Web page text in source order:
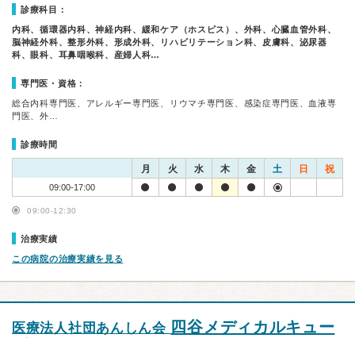
診療科目：
内科、循環器内科、神経内科、緩和ケア（ホスピス）、外科、心臓血管外科、
脳神経外科、整形外科、形成外科、リハビリテーション科、皮膚科、泌尿器
科、眼科、耳鼻咽喉科、産婦人科…
専門医・資格：
総合内科専門医、アレルギー専門医、リウマチ専門医、感染症専門医、血液専
門医、外…
診療時間
月 火 水 木 金 土 日 祝
09:00-17:00
09:00-12:30
治療実績
この病院の治療実績を見る
医療法人社団あんしん会 四谷メディカルキュー